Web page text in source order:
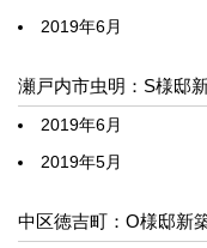
2019年6月
瀬戸内市虫明：S様邸
2019年6月
2019年5月
中区徳吉町：O様邸新